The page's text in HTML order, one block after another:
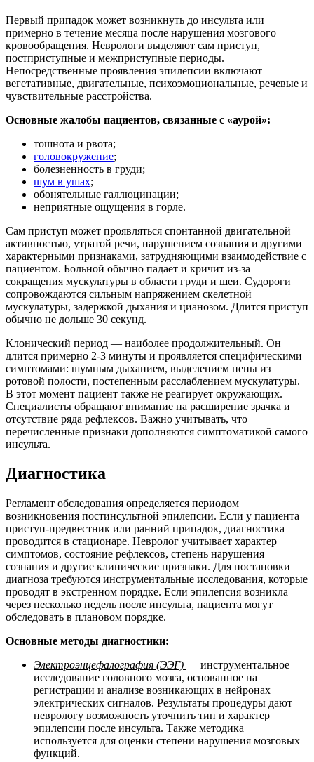
Первый припадок может возникнуть до инсульта или
примерно в течение месяца после нарушения мозгового
кровообращения. Неврологи выделяют сам приступ,
постприступные и межприступные периоды.
Непосредственные проявления эпилепсии включают
вегетативные, двигательные, психоэмоциональные, речевые и
чувствительные расстройства.
Основные жалобы пациентов, связанные с «аурой»:
тошнота и рвота;
головокружение;
болезненность в груди;
шум в ушах;
обонятельные галлюцинации;
неприятные ощущения в горле.
Сам приступ может проявляться спонтанной двигательной
активностью, утратой речи, нарушением сознания и другими
характерными признаками, затрудняющими взаимодействие с
пациентом. Больной обычно падает и кричит из-за
сокращения мускулатуры в области груди и шеи. Судороги
сопровождаются сильным напряжением скелетной
мускулатуры, задержкой дыхания и цианозом. Длится приступ
обычно не дольше 30 секунд.
Клонический период — наиболее продолжительный. Он
длится примерно 2-3 минуты и проявляется специфическими
симптомами: шумным дыханием, выделением пены из
ротовой полости, постепенным расслаблением мускулатуры.
В этот момент пациент также не реагирует окружающих.
Специалисты обращают внимание на расширение зрачка и
отсутствие ряда рефлексов. Важно учитывать, что
перечисленные признаки дополняются симптоматикой самого
инсульта.
Диагностика
Регламент обследования определяется периодом
возникновения постинсультной эпилепсии. Если у пациента
приступ-предвестник или ранний припадок, диагностика
проводится в стационаре. Невролог учитывает характер
симптомов, состояние рефлексов, степень нарушения
сознания и другие клинические признаки. Для постановки
диагноза требуются инструментальные исследования, которые
проводят в экстренном порядке. Если эпилепсия возникла
через несколько недель после инсульта, пациента могут
обследовать в плановом порядке.
Основные методы диагностики:
Электроэнцефалография (ЭЭГ) — инструментальное
исследование головного мозга, основанное на
регистрации и анализе возникающих в нейронах
электрических сигналов. Результаты процедуры дают
неврологу возможность уточнить тип и характер
эпилепсии после инсульта. Также методика
используется для оценки степени нарушения мозговых
функций.